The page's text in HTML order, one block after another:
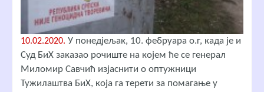
10.02.2020. У понедјељак, 10. фебруара о.г, када је и
Суд БиХ заказао рочиште на којем ће се генерал
Миломир Савчић изјаснити о оптужници
Тужилаштва БиХ, која га терети за помагање у